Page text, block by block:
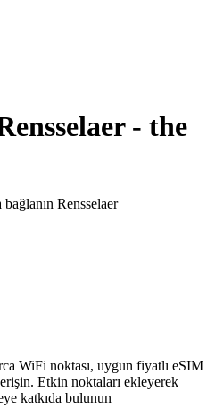
- the
Rensselaer
WiFi noktası, uygun fiyatlı eSIM
Etkin noktaları ekleyerek
katkıda bulunun